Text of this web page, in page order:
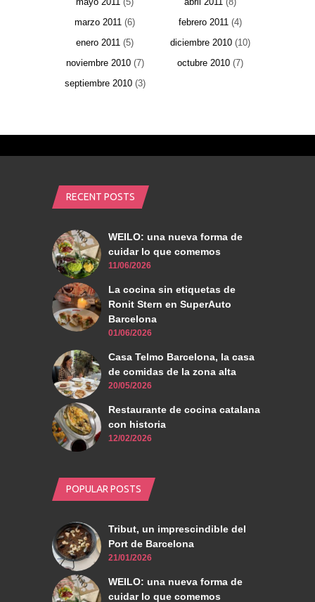
marzo 2011 (6) febrero 2011 (4)
enero 2011 (5) diciembre 2010 (10)
noviembre 2010(7) octubre 2010 (7)
septiembre 2010(3)
RECENT POSTS
WEILO: una nueva forma de
cuidar lo que comemos
11/06/2026
La cocina sin etiquetas de
Ronit Stern en SuperAuto
Barcelona
01/06/2026
Casa Telmo Barcelona, la casa
de comidas de la zona alta
20/05/2026
Restaurante de cocina catalana
con historia
12/02/2026
POPULAR POSTS
Tribut, un imprescindible del
Port de Barcelona
21/01/2026
WEILO: una nueva forma de
cuidar lo que comemos